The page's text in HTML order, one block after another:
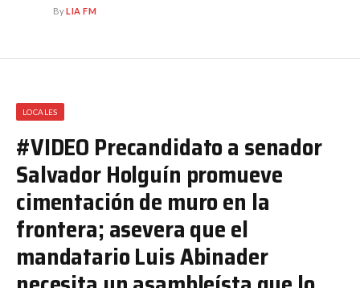
ByLIA FM
LOCALES
#VIDEO Precandidato a senador
Salvador Holguín promueve
cimentación de muro en la
frontera; asevera que el
mandatario Luis Abinader